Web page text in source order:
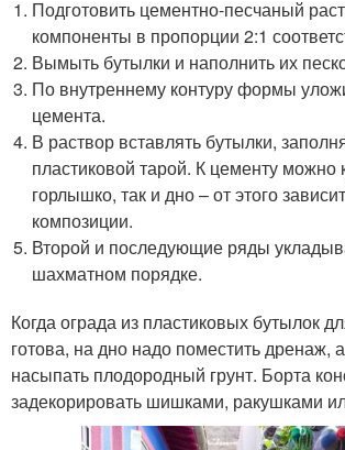
Подготовить цементно-песчаный
компоненты в пропорции 2:1
Вымыть бутылки и наполнить их
По внутреннему контуру формы
цемента.
В раствор вставлять бутылки,
пластиковой тарой. К цементу можно
горлышко, так и дно – от этого
композиции.
Второй и последующие ряды
шахматном порядке.
Когда ограда из пластиковых бутылок
готова, на дно надо поместить дренаж,
насыпать плодородный грунт. Борта
задекорировать шишками, ракушками